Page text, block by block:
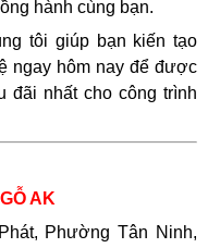
hành cùng bạn.
tôi giúp bạn kiến tạo
ngay hôm nay để được
đãi nhất cho công trình
AK
Phường Tân Ninh,